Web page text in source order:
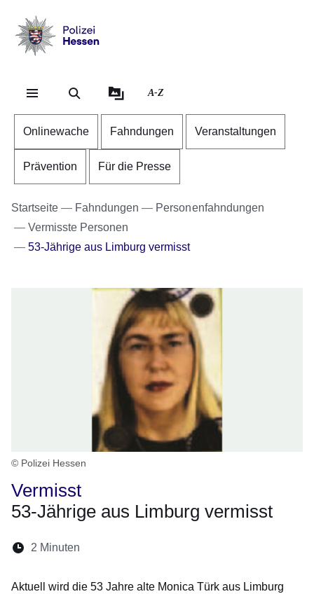
Hessen
A-Z
Onlinewache Fahndungen Veranstaltungen
Prävention Für die Presse
Startseite Fahndungen
Personenfahndungen
Vermisste Personen
53-Jährige aus Limburg vermisst
© Polizei Hessen
Vermisst
53-Jährige aus Limburg vermisst
Lesedauer:
2 Minuten
Aktuell wird die 53 Jahre alte Monica Türk aus Limburg